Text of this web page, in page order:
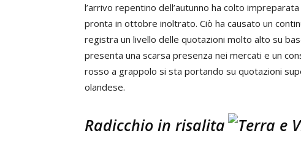
l’arrivo repentino dell’autunno ha colto
pronta in ottobre inoltrato. Ciò ha causato un
registra un livello delle quotazioni molto alto su
presenta una scarsa presenza nei mercati e un
rosso a grappolo si sta portando su quotazioni
olandese.
Radicchio in risalita